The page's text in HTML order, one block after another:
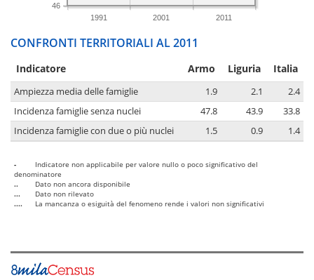
1991 2001 2011
46
CONFRONTI TERRITORIALI AL 2011
Indicatore Armo Liguria Italia
Ampiezza media delle famiglie 1.9 2.1
2.4
Incidenza famiglie senza nuclei
47.8 43.9
33.8
Incidenza famiglie con due o più nuclei
1.5 0.9 1.4
-
Indicatore non applicabile per valore nullo o poco significativo del
denominatore
..
Dato non ancora disponibile
...
Dato non rilevato
....
La mancanza o esiguità del fenomeno rende i valori non significativi